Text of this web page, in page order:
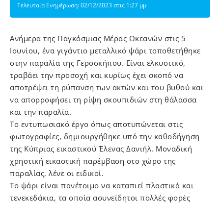
Τελευταία Ενημέρωση: 02/12/2023 στις 1:27 μμ
Aνήμερα της Παγκόσμιας Μέρας Ωκεανών στις 5
Ιουνίου, ένα γιγάντιο μεταλλικό ψάρι τοποθετήθηκε
στην παραλία της Γεροσκήπου. Είναι ελκυστικό,
τραβάει την προσοχή και κυρίως έχει σκοπό να
αποτρέψει τη ρύπανση των ακτών και του βυθού και
να απορροφήσει τη ρίψη σκουπιδιών στη θάλασσα
και την παραλία.
Το εντυπωσιακό έργο όπως αποτυπώνεται στις
φωτογραφίες, δημιουργήθηκε υπό την καθοδήγηση
της Κύπριας εικαστικού Έλενας Δανιήλ. Μοναδική
χρηστική εικαστική παρέμβαση στο χώρο της
παραλίας, λένε οι ειδικοί.
Το ψάρι είναι πανέτοιμο να καταπιεί πλαστικά και
τενεκεδάκια, τα οποία ασυνείδητοι πολλές φορές